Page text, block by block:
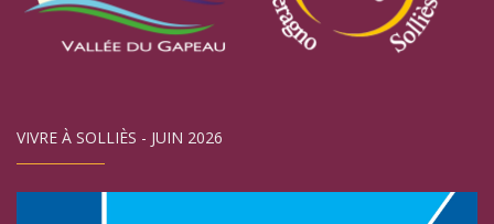
VIVRE À SOLLIÈS - JUIN 2026